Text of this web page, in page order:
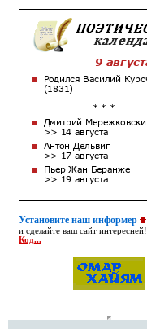
Установите наш информер
и сделайте ваш сайт интересней!
Код...